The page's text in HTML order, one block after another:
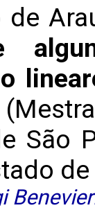
de
São